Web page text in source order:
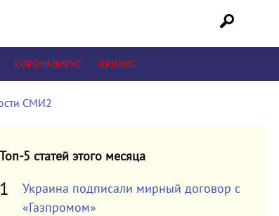
КОРОНАВИРУС КРИЗИС
СМИ2
Топ-5 статей этого месяца
Украина подписали мирный договор с
«Газпромом»